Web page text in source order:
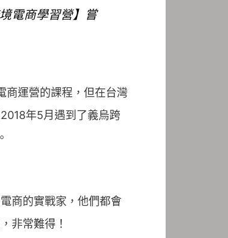
電商學習營】嘗
商運營的課程，但在台灣
年5月遇到了義烏跨
商的實戰家，他們都會
非常難得！